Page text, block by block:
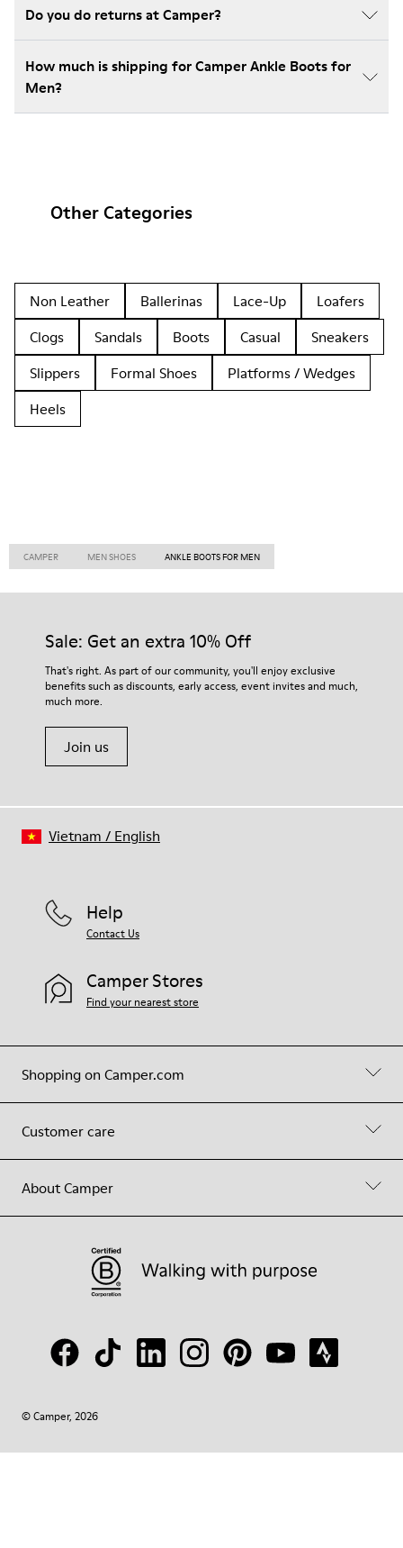
Do you do returns at Camper?
How much is shipping for Camper Ankle Boots for
Men?
Other Categories
Non Leather Ballerinas Lace-Up
Loafers
Clogs
Sandals Boots Casual
Sneakers
Slippers
Formal Shoes
Platforms / Wedges
Heels
CAMPER MEN SHOES ANKLE BOOTS FOR MEN
Sale: Get an extra 10% Off
That's right. As part of our community, you'll enjoy exclusive
benefits such as discounts, early access, event invites and much,
much more.
Join us
Shopping on Camper.com
Customer care
About Camper
Help
Contact Us
Camper Stores
Find your nearest store
© Camper, 2026
Vietnam / English